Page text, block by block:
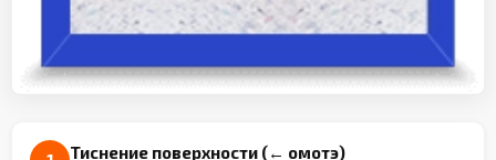
Тиснение поверхности (← омотэ)